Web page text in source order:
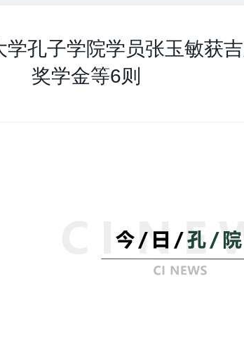
孔子学院学员张玉敏获
奖学金等6则